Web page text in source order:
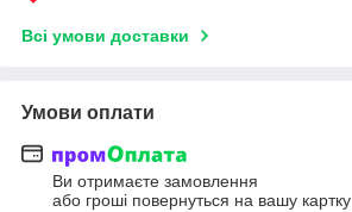
Всі умови доставки
Умови оплати
Ви отримаєте замовлення
або гроші повернуться на вашу картку